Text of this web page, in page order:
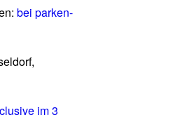
bei parken-
im 3